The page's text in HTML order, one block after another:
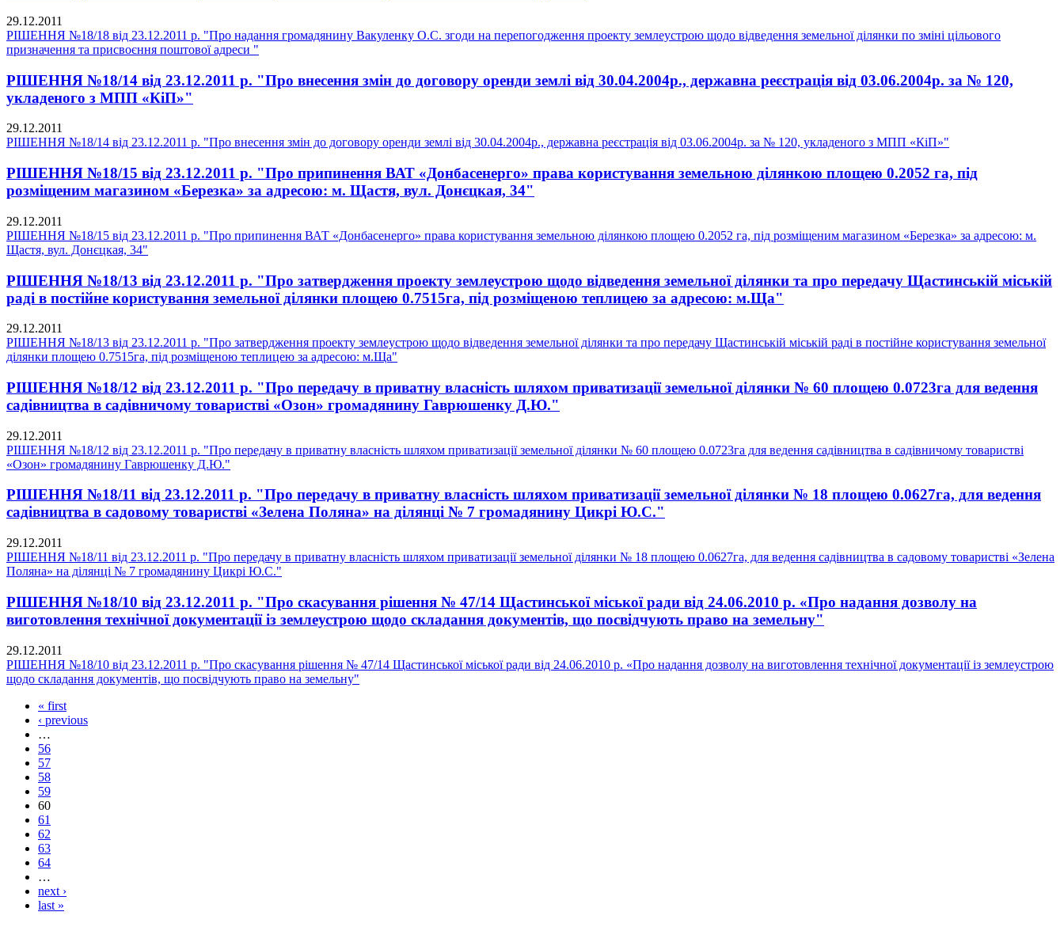
29.12.2011
РІШЕННЯ №18/18 від 23.12.2011 р. "Про надання громадянину Вакуленку О.С. згоди на перепогодження проекту землеустрою щодо відведення земельної ділянки по зміні цільового
призначення та присвоєння поштової адреси "
РІШЕННЯ №18/14 від 23.12.2011 р. "Про внесення змін до договору оренди землі від 30.04.2004р., державна реєстрація від 03.06.2004р. за № 120,
укладеного з МПП «КіП»"
29.12.2011
РІШЕННЯ №18/14 від 23.12.2011 р. "Про внесення змін до договору оренди землі від 30.04.2004р., державна реєстрація від 03.06.2004р. за № 120, укладеного з МПП «КіП»"
РІШЕННЯ №18/15 від 23.12.2011 р. "Про припинення ВАТ «Донбасенерго» права користування земельною ділянкою площею 0.2052 га, під
розміщеним магазином «Березка» за адресою: м. Щастя, вул. Донєцкая, 34"
29.12.2011
РІШЕННЯ №18/15 від 23.12.2011 р. "Про припинення ВАТ «Донбасенерго» права користування земельною ділянкою площею 0.2052 га, під розміщеним магазином «Березка» за адресою: м.
Щастя, вул. Донєцкая, 34"
РІШЕННЯ №18/13 від 23.12.2011 р. "Про затвердження проекту землеустрою щодо відведення земельної ділянки та про передачу Щастинській міській
раді в постійне користування земельної ділянки площею 0.7515га, під розміщеною теплицею за адресою: м.Ща"
29.12.2011
РІШЕННЯ №18/13 від 23.12.2011 р. "Про затвердження проекту землеустрою щодо відведення земельної ділянки та про передачу Щастинській міській раді в постійне користування земельної
ділянки площею 0.7515га, під розміщеною теплицею за адресою: м.Ща"
РІШЕННЯ №18/12 від 23.12.2011 р. "Про передачу в приватну власність шляхом приватизації земельної ділянки № 60 площею 0.0723га для ведення
садівництва в садівничому товаристві «Озон» громадянину Гаврюшенку Д.Ю."
29.12.2011
РІШЕННЯ №18/12 від 23.12.2011 р. "Про передачу в приватну власність шляхом приватизації земельної ділянки № 60 площею 0.0723га для ведення садівництва в садівничому товаристві
«Озон» громадянину Гаврюшенку Д.Ю."
РІШЕННЯ №18/11 від 23.12.2011 р. "Про передачу в приватну власність шляхом приватизації земельної ділянки № 18 площею 0.0627га, для ведення
садівництва в садовому товаристві «Зелена Поляна» на ділянці № 7 громадянину Цикрі Ю.С."
29.12.2011
РІШЕННЯ №18/11 від 23.12.2011 р. "Про передачу в приватну власність шляхом приватизації земельної ділянки № 18 площею 0.0627га, для ведення садівництва в садовому товаристві «Зелена
Поляна» на ділянці № 7 громадянину Цикрі Ю.С."
РІШЕННЯ №18/10 від 23.12.2011 р. "Про скасування рішення № 47/14 Щастинської міської ради від 24.06.2010 р. «Про надання дозволу на
виготовлення технічної документації із землеустрою щодо складання документів, що посвідчують право на земельну"
29.12.2011
РІШЕННЯ №18/10 від 23.12.2011 р. "Про скасування рішення № 47/14 Щастинської міської ради від 24.06.2010 р. «Про надання дозволу на виготовлення технічної документації із землеустрою
щодо складання документів, що посвідчують право на земельну"
« first
‹ previous
…
56
57
58
59
60
61
62
63
64
…
next ›
last »